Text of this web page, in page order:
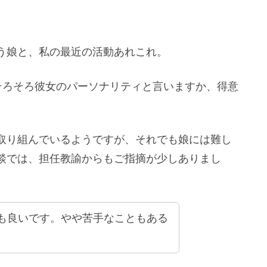
と、私の最近の活動あれこれ。
そろ彼女のパーソナリティと言いますか、得意
組んでいるようですが、それでも娘には難し
は、担任教諭からもご指摘が少しありまし
良いです。やや苦手なこともある